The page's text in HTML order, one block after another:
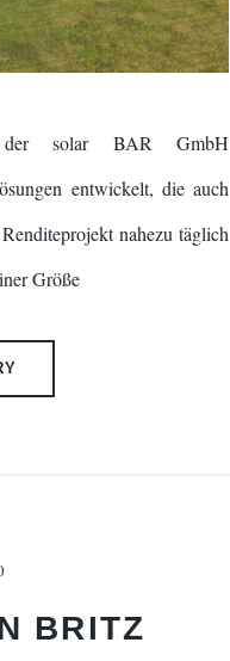
solar BAR GmbH
entwickelt, die auch
nahezu täglich
Größe
BRITZ